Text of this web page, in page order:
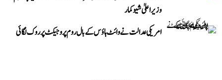
وزیر اعلیٰ شیوکمار
امریکی عدالت نے وائٹ ہاؤس کے بال روم پروجیکٹ پر روک لگائی